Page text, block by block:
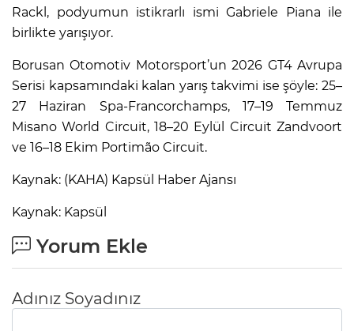
Rackl, podyumun istikrarlı ismi Gabriele Piana ile
birlikte yarışıyor.
Borusan Otomotiv Motorsport’un 2026 GT4 Avrupa
Serisi kapsamındaki kalan yarış takvimi ise şöyle: 25–
27 Haziran Spa-Francorchamps, 17–19 Temmuz
Misano World Circuit, 18–20 Eylül Circuit Zandvoort
ve 16–18 Ekim Portimão Circuit.
Kaynak: (KAHA) Kapsül Haber Ajansı
Kaynak: Kapsül
Yorum Ekle
Adınız Soyadınız